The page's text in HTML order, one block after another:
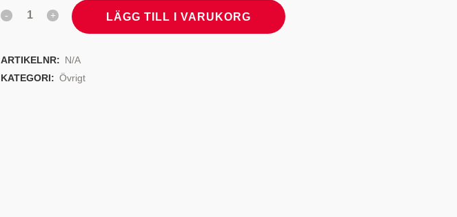
LÄGG TILL I VARUKORG
ARTIKELNR: N/A
KATEGORI: Övrigt